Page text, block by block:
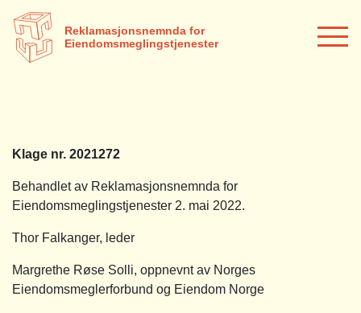
Reklamasjonsnemnda for
Eiendomsmeglingstjenester
Klage nr. 2021272
Behandlet av Reklamasjonsnemnda for
Eiendomsmeglingstjenester 2. mai 2022.
Thor Falkanger, leder
Margrethe Røse Solli, oppnevnt av Norges
Eiendomsmeglerforbund og Eiendom Norge